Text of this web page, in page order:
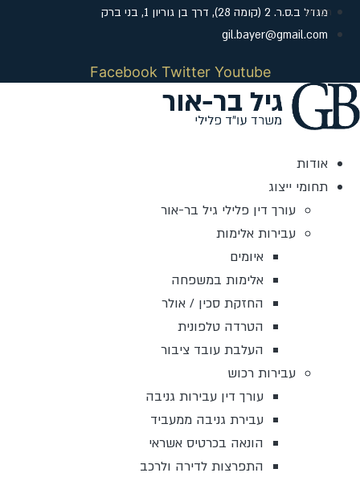
דלג
לתוכן
מגדל ב.ס.ר. 2 (קומה 28), דרך בן גוריון 1, בני ברק
gil.bayer@gmail.com
Facebook Twitter Youtube
אודות
תחומי ייצוג
עורך דין פלילי גיל בר-אור
עבירות אלימות
איומים
אלימות במשפחה
החזקת סכין / אולר
הטרדה טלפונית
העלבת עובד ציבור
עבירות רכוש
עורך דין עבירות גניבה
עבירת גניבה ממעביד
הונאה בכרטיס אשראי
התפרצות לדירה ולרכב